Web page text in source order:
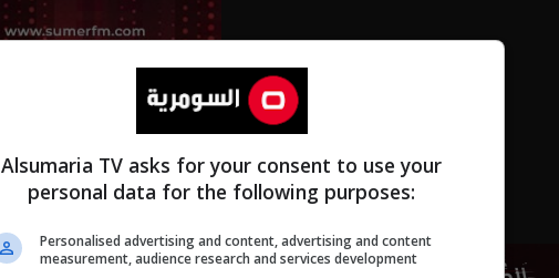
Alsumaria TV asks for your consent to use your
personal data for the following purposes:
Personalised advertising and content, advertising and content
measurement, audience research and services development